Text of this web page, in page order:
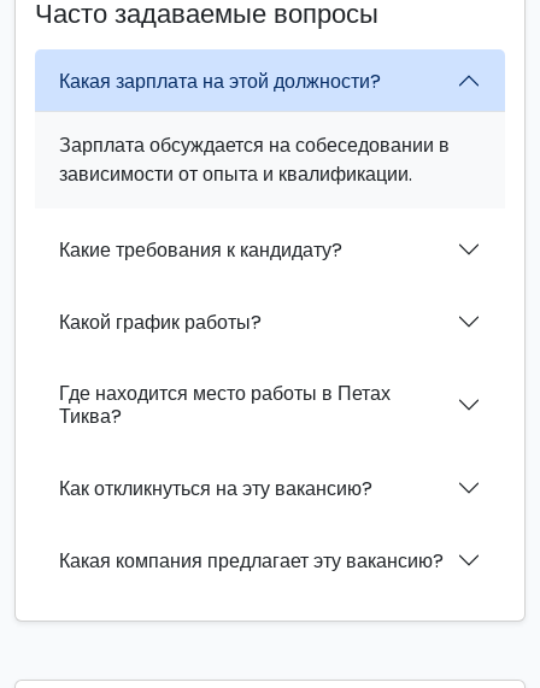
Часто задаваемые вопросы
Какая зарплата на этой должности?
Зарплата обсуждается на собеседовании в
зависимости от опыта и квалификации.
Какие требования к кандидату?
Какой график работы?
Где находится место работы в Петах
Тиква?
Как откликнуться на эту вакансию?
Какая компания предлагает эту вакансию?